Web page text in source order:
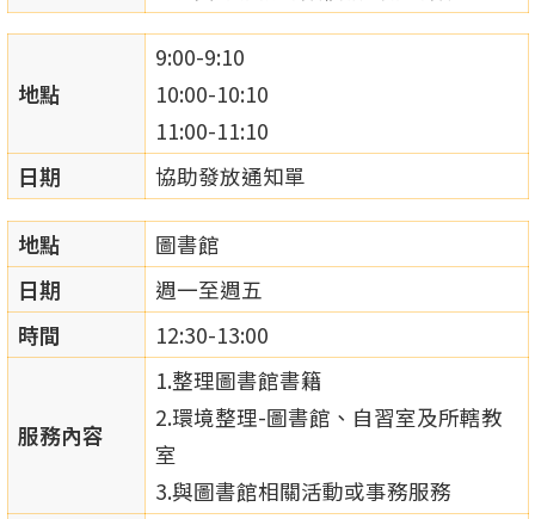
地點
9:00-9:10
10:00-10:10
11:00-11:10
日期
協助發放通知單
地點
圖書館
日期
週一至週五
時間
12:30-13:00
服務內容
1.整理圖書館書籍
2.環境整理-圖書館、自習室及所轄教
室
3.與圖書館相關活動或事務服務